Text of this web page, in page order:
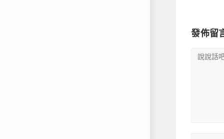
發佈留